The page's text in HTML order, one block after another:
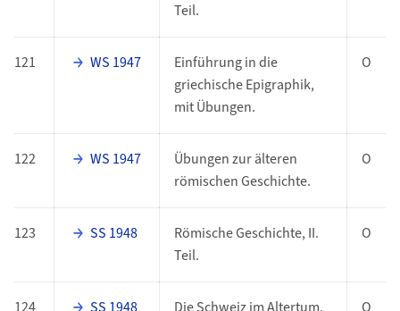
Teil.
121 WS 1947
Einführung in die
griechische Epigraphik,
mit Übungen.
O
122 WS 1947
Übungen zur älteren
römischen Geschichte.
O
123 SS 1948
Römische Geschichte, II.
Teil.
O